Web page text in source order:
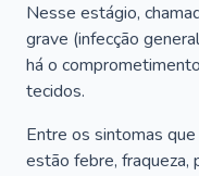
Nesse estágio,
grave (infecção
há o
tecidos.
Entre os sintomas
estão febre, fraqueza,